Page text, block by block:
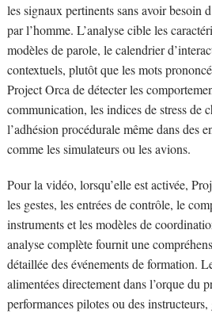
les signaux pertinents sans avoir besoin
par l’homme. L’analyse cible les
modèles de parole, le calendrier
contextuels, plutôt que les mots
Project Orca de détecter les
communication, les indices de stress de
l’adhésion procédurale même dans des
comme les simulateurs ou les avions.
Pour la vidéo, lorsqu’elle est activée,
les gestes, les entrées de contrôle, le
instruments et les modèles de
analyse complète fournit une
détaillée des événements de formation.
alimentées directement dans l’orque du
performances pilotes ou des